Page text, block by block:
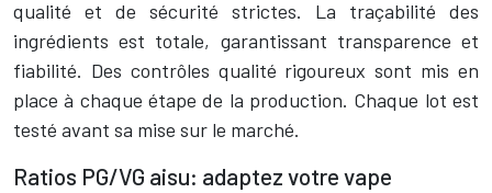
qualité et de sécurité strictes. La traçabilité des
ingrédients est totale, garantissant transparence et
fiabilité. Des contrôles qualité rigoureux sont mis en
place à chaque étape de la production. Chaque lot est
testé avant sa mise sur le marché.
Ratios PG/VG aisu: adaptez votre vape